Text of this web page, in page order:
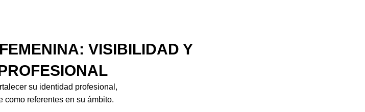
VISIBILIDAD Y
su identidad profesional,
referentes en su ámbito.